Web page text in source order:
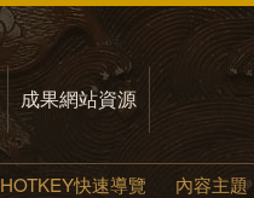
成果網站資源
HOTKEY快速導覽 內容主題